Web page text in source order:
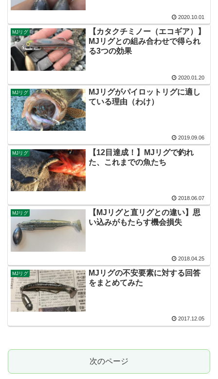
2020.10.01
MJリグ
【カタクチミノー（エコギア）】
MJリグとの組み合わせで得られ
る3つの効果
2020.01.20
MJリグ
MJリグがパイロットリグに適し
ている理由（わけ）
2019.09.06
MJリグ
【12目達成！】MJリグで釣れ
た、これまでの魚たち
2018.06.07
MJリグ
【MJリグと直リグとの違い】思
い込みがもたらす機会損失
2018.04.25
MJリグ
MJリグの不安要素に対する回答
をまとめてみた
2017.12.05
次のページ